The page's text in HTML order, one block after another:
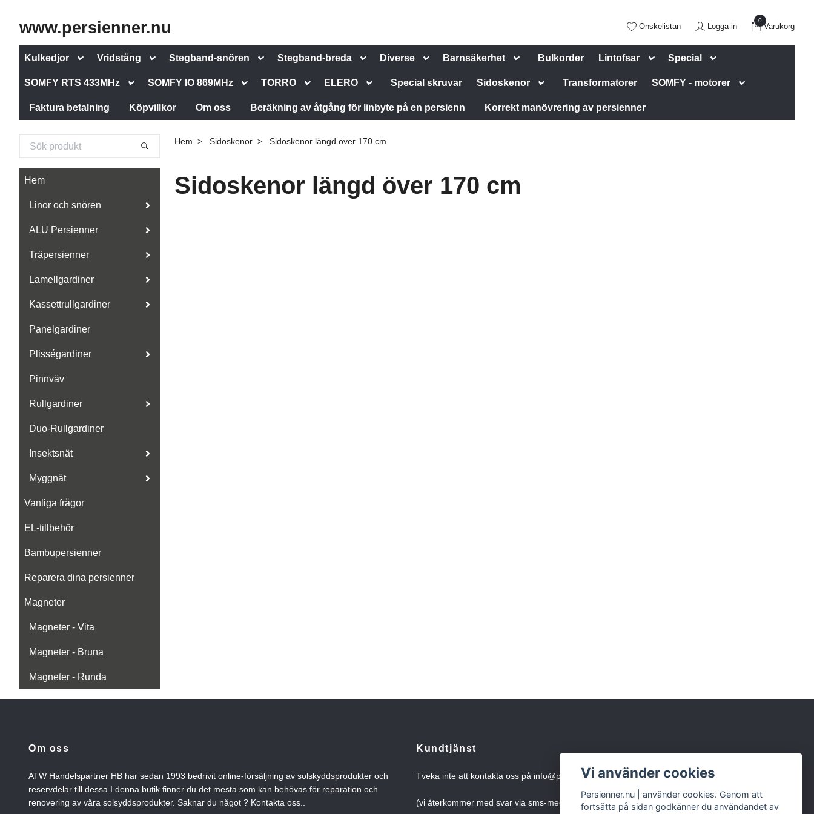
www.persienner.nu Önskelistan Logga in
0
Varukorg
Kulkedjor Vridstång Stegband-snören Stegband-breda Diverse Barnsäkerhet Bulkorder Lintofsar Special
SOMFY RTS 433MHz SOMFY IO 869MHz TORRO ELERO Special skruvar Sidoskenor Transformatorer SOMFY - motorer
Faktura betalning Köpvillkor Om oss Beräkning av åtgång för linbyte på en persienn Korrekt manövrering av persienner
Hem
Linor och snören
ALU Persienner
Träpersienner
Lamellgardiner
Kassettrullgardiner
Panelgardiner
Plisségardiner
Pinnväv
Rullgardiner
Duo-Rullgardiner
Insektsnät
Myggnät
Vanliga frågor
EL-tillbehör
Bambupersienner
Reparera dina persienner
Magneter
Magneter - Vita
Magneter - Bruna
Magneter - Runda
Hem Sidoskenor Sidoskenor längd över 170 cm
Sidoskenor längd över 170 cm
Om oss
ATW Handelspartner HB har sedan 1993 bedrivit online-försäljning av solskyddsprodukter och
reservdelar till dessa.I denna butik finner du det mesta som kan behövas för reparation och
renovering av våra solsyddsprodukter. Saknar du något ? Kontakta oss..
Kundtjänst
Tveka inte att kontakta oss på info@persienner.nueller skicka SMS till 0760-210 423
(vi återkommer med svar via sms-meddelande)
Vi använder cookies
Persienner.nu | använder cookies. Genom att
fortsätta på sidan godkänner du användandet av